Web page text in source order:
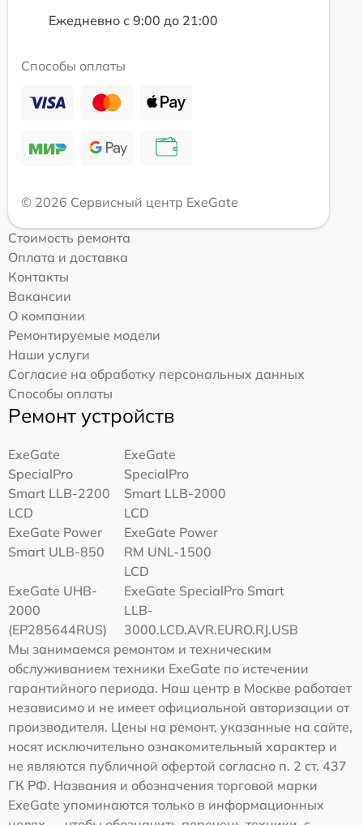
Ежедневно с 9:00 до 21:00
Способы оплаты
© 2026 Сервисный центр ExeGate
Стоимость ремонта
Оплата и доставка
Контакты
Вакансии
О компании
Ремонтируемые модели
Наши услуги
Согласие на обработку персональных данных
Способы оплаты
Ремонт устройств
ExeGate
SpecialPro
Smart LLB-2200
LCD
ExeGate
SpecialPro
Smart LLB-2000
LCD
ExeGate Power
Smart ULB-850
ExeGate Power
RM UNL-1500
LCD
ExeGate UHB-
2000
(EP285644RUS)
ExeGate SpecialPro Smart
LLB-
3000.LCD.AVR.EURO.RJ.USB
Мы занимаемся ремонтом и техническим
обслуживанием техники ExeGate по истечении
гарантийного периода. Наш центр в Москве работает
независимо и не имеет официальной авторизации от
производителя. Цены на ремонт, указанные на сайте,
носят исключительно ознакомительный характер и
не являются публичной офертой согласно п. 2 ст. 437
ГК РФ. Названия и обозначения торговой марки
ExeGate упоминаются только в информационных